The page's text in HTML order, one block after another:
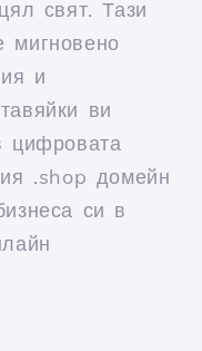
свят. Тази
мигновено
и
ви
цифровата
.shop домейн
си в